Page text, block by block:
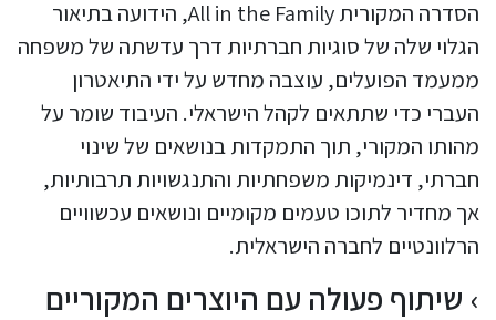
הסדרה המקורית All in the Family, הידועה בתיאור
הגלוי שלה של סוגיות חברתיות דרך עדשתה של משפחה
ממעמד הפועלים, עוצבה מחדש על ידי התיאטרון
העברי כדי שתתאים לקהל הישראלי. העיבוד שומר על
מהותו המקורי, תוך התמקדות בנושאים של שינוי
חברתי, דינמיקות משפחתיות והתנגשויות תרבותיות,
אך מחדיר לתוכו טעמים מקומיים ונושאים עכשוויים
הרלוונטיים לחברה הישראלית.
שיתוף פעולה עם היוצרים המקוריים